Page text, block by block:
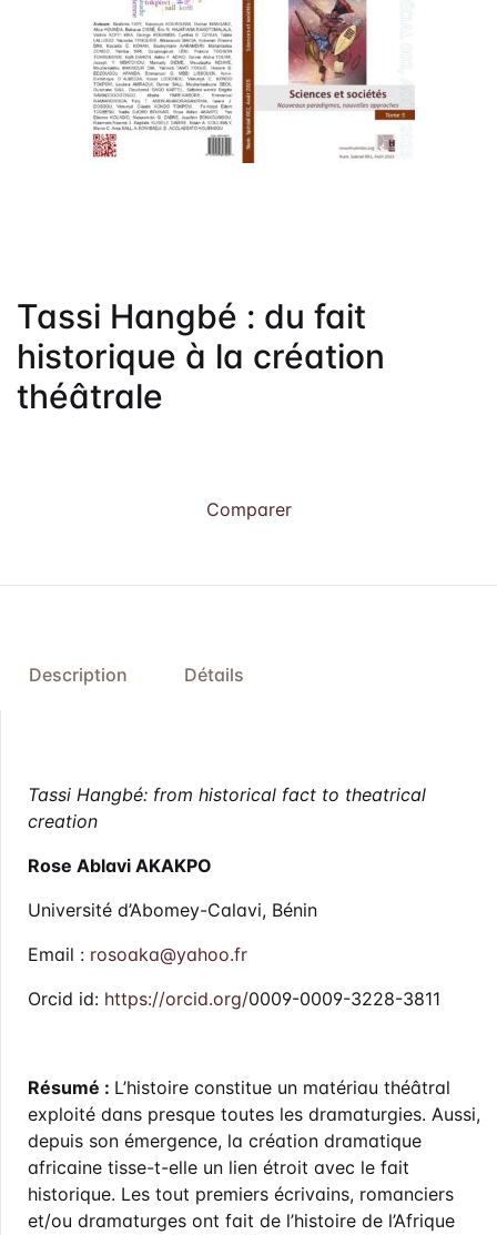
Licence
Publication
Tassi Hangbé : du fait
historique à la création
théâtrale
Comparer
Description Détails
Tassi Hangbé: from historical fact to theatrical
creation
Rose Ablavi AKAKPO
Université d’Abomey-Calavi, Bénin
Email : rosoaka@yahoo.fr
Orcid id: https://orcid.org/0009-0009-3228-3811
Résumé : L’histoire constitue un matériau théâtral
exploité dans presque toutes les dramaturgies. Aussi,
depuis son émergence, la création dramatique
africaine tisse-t-elle un lien étroit avec le fait
historique. Les tout premiers écrivains, romanciers
et/ou dramaturges ont fait de l’histoire de l’Afrique